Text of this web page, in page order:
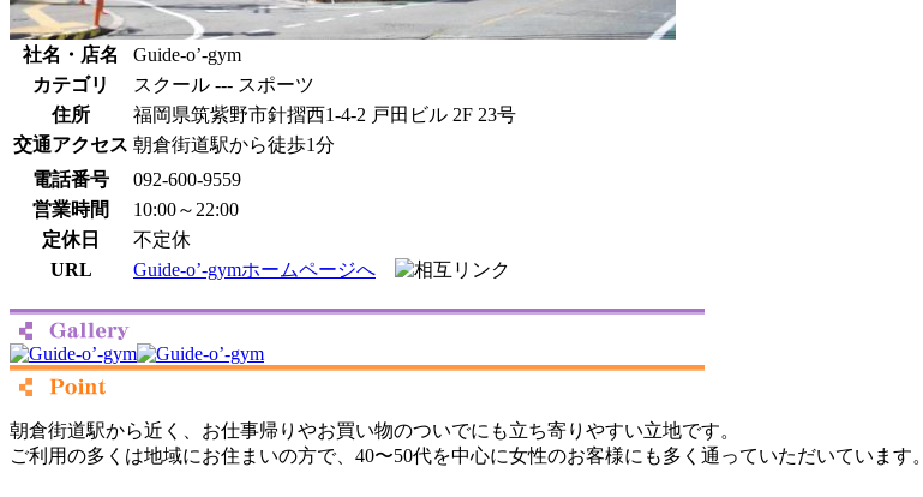
社名・店名
Guide-o’-gym
カテゴリ
スクール --- スポーツ
住所
福岡県筑紫野市針摺西1-4-2 戸田ビル 2F 23号
交通アクセス 朝倉街道駅から徒歩1分
電話番号
092-600-9559
営業時間
10:00～22:00
定休日
不定休
URL
Guide-o’-gymホームページへ
朝倉街道駅から近く、お仕事帰りやお買い物のついでにも立ち寄りやすい立地です。
ご利用の多くは地域にお住まいの方で、40〜50代を中心に女性のお客様にも多く通っていただいています。